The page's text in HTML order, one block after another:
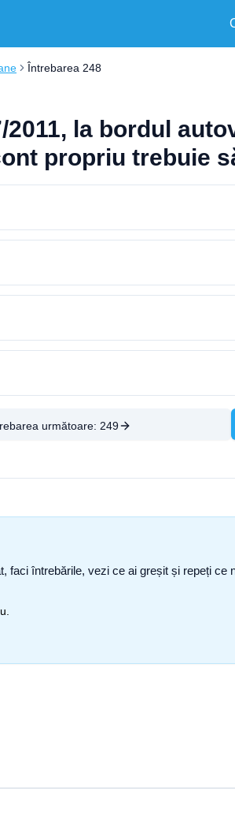
Întrebarea 248
la bordul
propriu trebuie
următoare: 249
faci întrebările, vezi ce ai greșit și repeți